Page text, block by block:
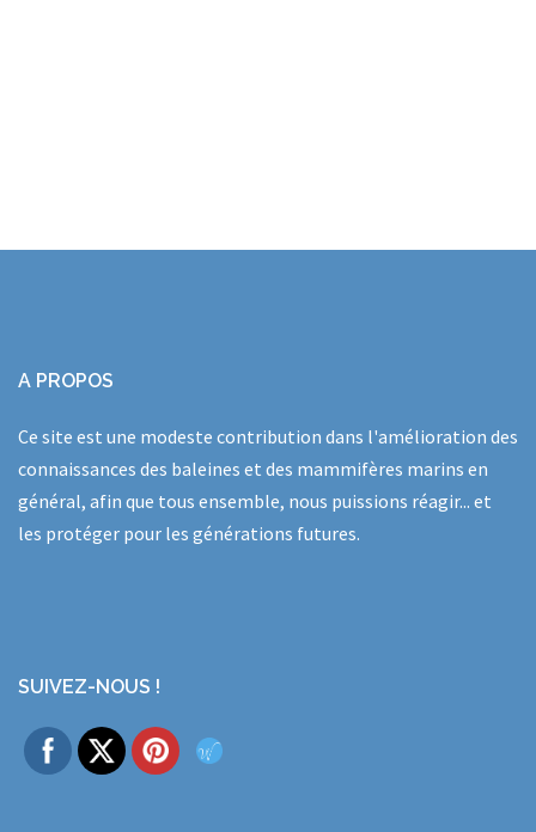
A PROPOS
Ce site est une modeste contribution dans l'amélioration des
connaissances des baleines et des mammifères marins en
général, afin que tous ensemble, nous puissions réagir... et
les protéger pour les générations futures.
SUIVEZ-NOUS !